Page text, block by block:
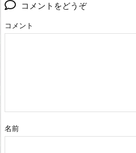
コメントをどうぞ
コメント
名前